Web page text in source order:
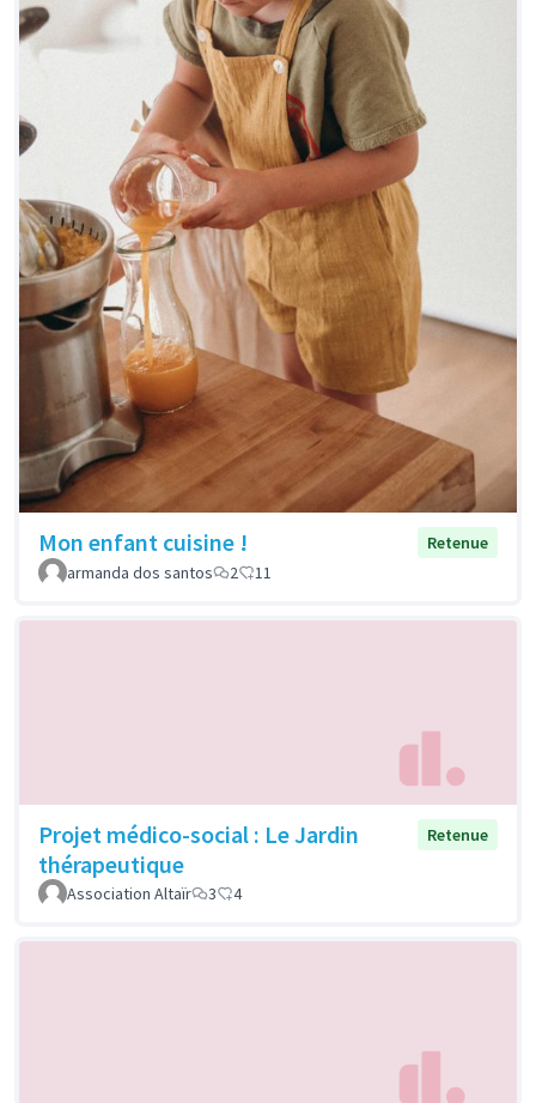
Mon enfant cuisine !
Retenue
armanda dos santos
2 11
Projet médico-social : Le Jardin
thérapeutique
Retenue
Association Altaïr 3 4